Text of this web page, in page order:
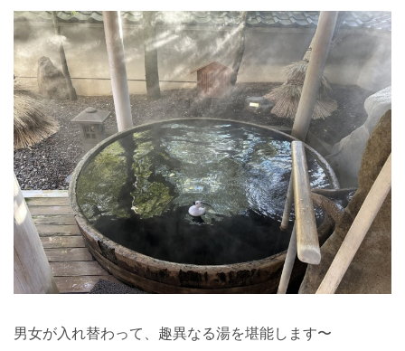
男女が入れ替わって、趣異なる湯を堪能します〜